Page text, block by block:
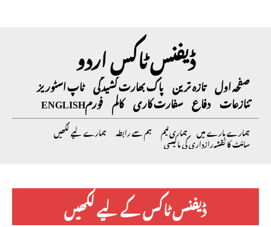
ڈیفنس ٹاکس اردو
صفحہ اول تازہ ترین پاک بھارت کشیدگی ٹاپ اسٹوریز
تنازعات دفاع سفارت کاری کالم فورمENGLISH
ہمارے بارے میں ہماری ٹیم ہم سے رابطہ ہمارے لیے لکھیں
سائٹ کا نقشہرازداری کی پالیسی
ڈیفنس ٹاکس کے لیے لکھیں